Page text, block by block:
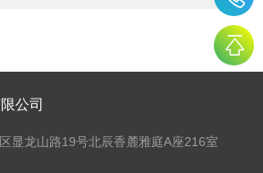
公司
显龙山路19号北辰香麓雅庭A座216室